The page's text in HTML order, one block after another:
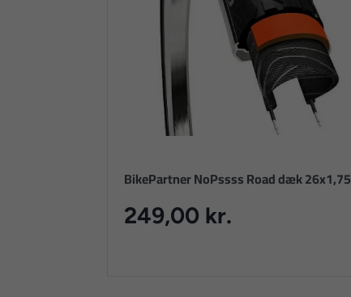
BikePartner NoPssss Road dæk 26x1,75
249,00 kr.